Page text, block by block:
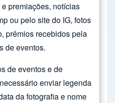
premiações, notícias
ou pelo site do IG, fotos
prêmios recebidos pela
de eventos.
de eventos e de
enviar legenda
da fotografia e nome